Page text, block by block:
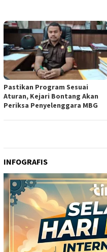
Pastikan Program Sesuai
Aturan, Kejari Bontang Akan
Periksa Penyelenggara MBG
INFOGRAFIS